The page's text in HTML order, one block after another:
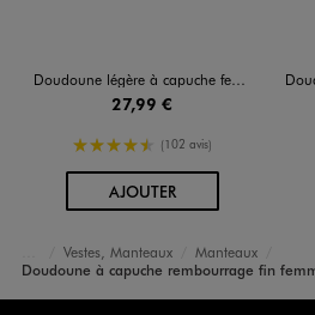
Doudoune légère à capuche femme
27,99 €
4.5/5 de moyenne
(102 avis)
AJOUTERAU PANIER
Accueil
Femme
Vêtements
Vestes, Manteaux
Manteaux
Doudoune à capuche rembourrage fin